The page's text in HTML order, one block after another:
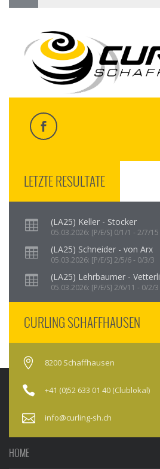
LETZTE RESULTATE
(LA25) Keller - Stocker
05.03.2026: [P/E/S] 0/1/1 - 2/7/15
(LA25) Schneider - von Arx
05.03.2026: [P/E/S] 2/5/6 - 0/3/3
(LA25) Lehrbaumer - Vetterli
05.03.2026: [P/E/S] 2/6/11 - 0/2/3
CURLING SCHAFFHAUSEN
8200 Schaffhausen
+41 (0)52 633 01 40 (Clublokal)
info@curling-sh.ch
HOME